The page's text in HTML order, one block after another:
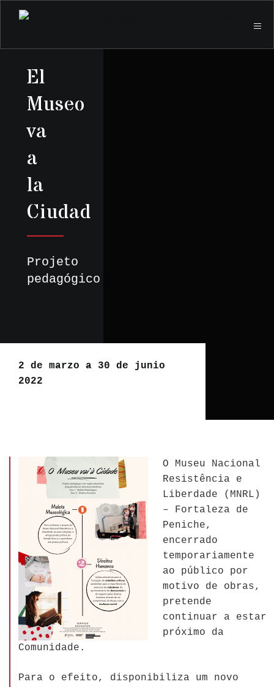
El
Museo
va
a
la
Ciudad
Projeto
pedagógico
2 de marzo a 30 de junio
2022
O Museu Nacional
Resistência e
Liberdade (MNRL)
– Fortaleza de
Peniche,
encerrado
temporariamente
ao público por
motivo de obras,
pretende
continuar a estar
próximo da
Comunidade.
Para o efeito, disponibiliza um novo